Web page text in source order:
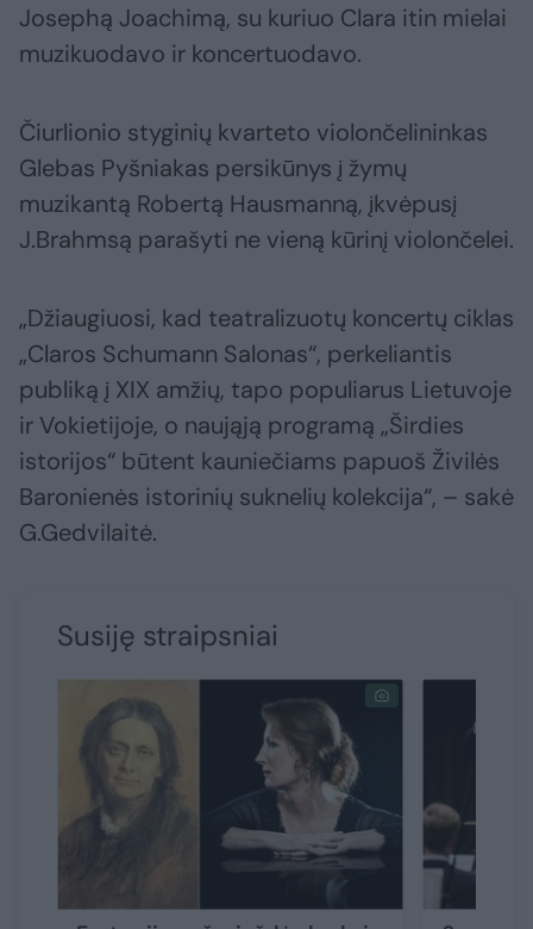
Josephą Joachimą, su kuriuo Clara itin mielai
muzikuodavo ir koncertuodavo.
Čiurlionio styginių kvarteto violončelininkas
Glebas Pyšniakas persikūnys į žymų
muzikantą Robertą Hausmanną, įkvėpusį
J.Brahmsą parašyti ne vieną kūrinį violončelei.
„Džiaugiuosi, kad teatralizuotų koncertų ciklas
„Claros Schumann Salonas“, perkeliantis
publiką į XIX amžių, tapo populiarus Lietuvoje
ir Vokietijoje, o naująją programą „Širdies
istorijos“ būtent kauniečiams papuoš Živilės
Baronienės istorinių suknelių kolekcija“, – sakė
G.Gedvilaitė.
Susiję straipsniai